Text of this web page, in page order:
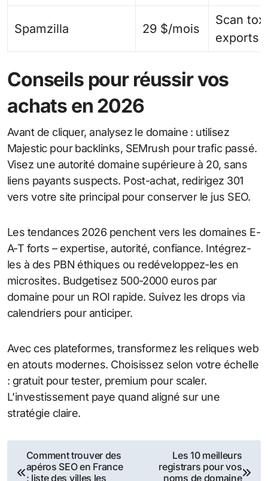
Spamzilla 29 $/mois
Scan
exports
Conseils pour réussir vos
achats en 2026
Avant de cliquer, analysez le domaine : utilisez
Majestic pour backlinks, SEMrush pour trafic passé.
Visez une autorité domaine supérieure à 20, sans
liens payants suspects. Post-achat, redirigez 301
vers votre site principal pour conserver le jus SEO.
Les tendances 2026 penchent vers les domaines E-
A-T forts – expertise, autorité, confiance. Intégrez-
les à des PBN éthiques ou redéveloppez-les en
microsites. Budgetisez 500-2000 euros par
domaine pour un ROI rapide. Suivez les drops via
calendriers pour anticiper.
Avec ces plateformes, transformez les reliques web
en atouts modernes. Choisissez selon votre échelle
: gratuit pour tester, premium pour scaler.
L’investissement paye quand aligné sur une
stratégie claire.
Navigation
Comment trouver des
apéros SEO en France
: liste des villes les
Les 10 meilleurs
registrars pour vos
noms de domaine